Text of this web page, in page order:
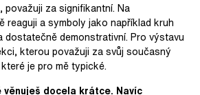
považuji za signifikantní. Na
reaguji a symboly jako například kruh
dostatečně demonstrativní. Pro výstavu
kterou považuji za svůj současný
je pro mě typické.
docela krátce. Navíc